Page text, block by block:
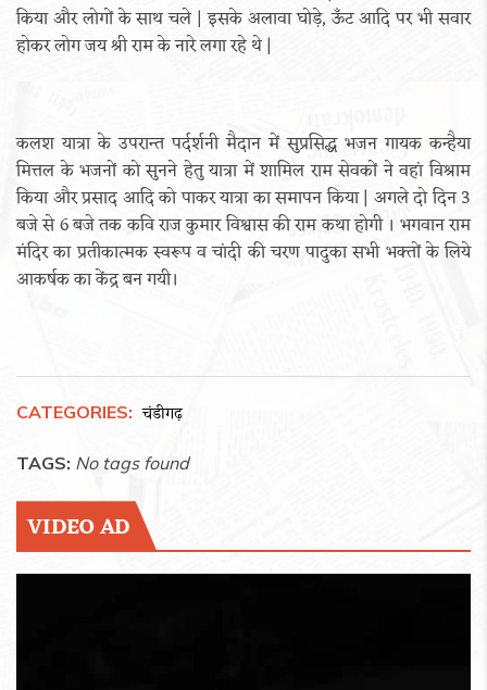
किया और लोगों के साथ चले | इसके अलावा घोड़े, ऊँट आदि पर भी सवार
होकर लोग जय श्री राम के नारे लगा रहे थे |
कलश यात्रा के उपरान्त पर्दर्शनी मैदान में सुप्रसिद्ध भजन गायक कन्हैया
मित्तल के भजनों को सुनने हेतु यात्रा में शामिल राम सेवकों ने वहां विश्राम
किया और प्रसाद आदि को पाकर यात्रा का समापन किया | अगले दो दिन 3
बजे से 6 बजे तक कवि राज कुमार विश्वास की राम कथा होगी । भगवान राम
मंदिर का प्रतीकात्मक स्वरूप व चांदी की चरण पादुका सभी भक्तों के लिये
आकर्षक का केंद्र बन गयी।
CATEGORIES: चंडीगढ़
TAGS: No tags found
VIDEO AD